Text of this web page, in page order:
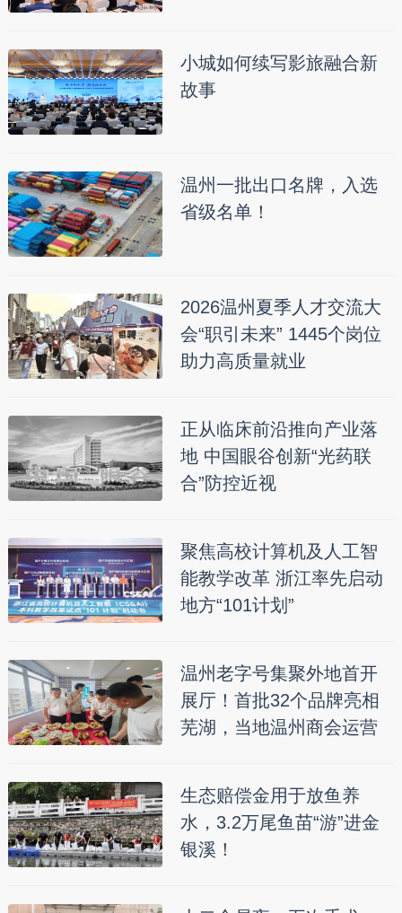
小城如何续写影旅融合新
故事
温州一批出口名牌，入选
省级名单！
2026温州夏季人才交流大
会“职引未来” 1445个岗位
助力高质量就业
正从临床前沿推向产业落
地 中国眼谷创新“光药联
合”防控近视
聚焦高校计算机及人工智
能教学改革 浙江率先启动
地方“101计划”
温州老字号集聚外地首开
展厅！首批32个品牌亮相
芜湖，当地温州商会运营
生态赔偿金用于放鱼养
水，3.2万尾鱼苗“游”进金
银溪！